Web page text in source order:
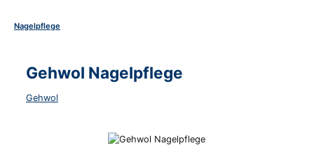
Nagelpflege
Gehwol Nagelpflege
Gehwol
Bildergalerie überspringen